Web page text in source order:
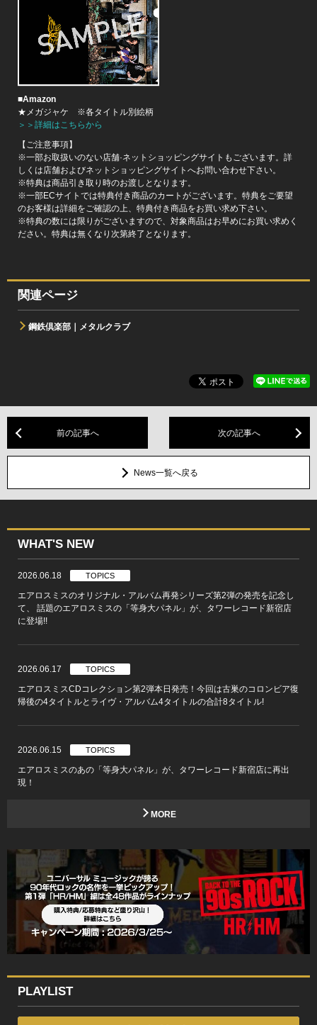
■Amazon
★メガジャケ ※各タイトル別絵柄
＞＞詳細はこちらから
【ご注意事項】
※一部お取扱いのない店舗·ネットショッピングサイトもございます。詳
しくは店舗およびネットショッピングサイトへお問い合わせ下さい。
※特典は商品引き取り時のお渡しとなります。
※一部ECサイトでは特典付き商品のカートがございます。特典をご要望
のお客様は詳細をご確認の上、特典付き商品をお買い求め下さい。
※特典の数には限りがございますので、対象商品はお早めにお買い求めく
ださい。特典は無くなり次第終了となります。
関連ページ
鋼鉄倶楽部｜メタルクラブ
前の記事へ 次の記事へ
News一覧へ戻る
WHAT'S NEW
2026.06.18 TOPICS
エアロスミスのオリジナル・アルバム再発シリーズ第2弾の発売を記念し
て、 話題のエアロスミスの「等身大パネル」が、タワーレコード新宿店
に登場!!
2026.06.17 TOPICS
エアロスミスCDコレクション第2弾本日発売！今回は古巣のコロンビア復
帰後の4タイトルとライヴ・アルバム4タイトルの合計8タイトル!
2026.06.15 TOPICS
エアロスミスのあの「等身大パネル」が、タワーレコード新宿店に再出
現！
MORE
PLAYLIST